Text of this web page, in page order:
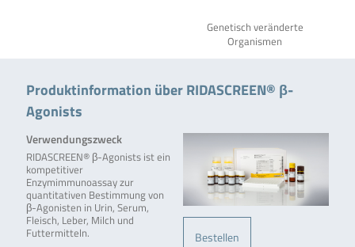
Genetisch veränderte
Organismen
Produktinformation über RIDASCREEN® β-
Agonists
Bestellen
Verwendungszweck
RIDASCREEN® β-Agonists ist ein
kompetitiver
Enzymimmunoassay zur
quantitativen Bestimmung von
β-Agonisten in Urin, Serum,
Fleisch, Leber, Milch und
Futtermitteln.